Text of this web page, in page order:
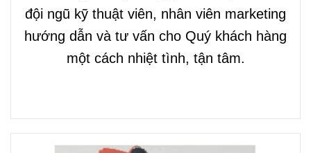
đội ngũ kỹ thuật viên, nhân viên marketing
hướng dẫn và tư vấn cho Quý khách hàng
một cách nhiệt tình, tận tâm.